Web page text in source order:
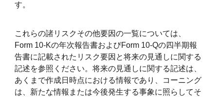
す。
これらの諸リスクその他要因の一覧については、
Form 10-Kの年次報告書およびForm 10-Qの四半期報
告書に記載されたリスク要因と将来の見通しに関する
記述を参照ください。将来の見通しに関する記述は、
あくまで作成日時点における情報であり、コーニング
は、新たな情報または今後発生する事象に照らしてそ